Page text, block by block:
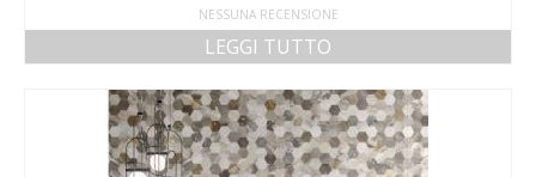
NESSUNA RECENSIONE
LEGGI TUTTO